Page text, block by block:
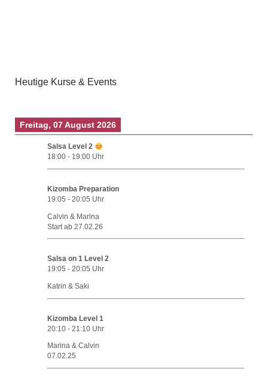
Heutige Kurse & Events
Freitag, 07 August 2026
Salsa Level 2
18:00 - 19:00 Uhr
Kizomba Preparation
19:05 - 20:05 Uhr
Calvin & Marina
Start ab 27.02.26
Salsa on 1 Level 2
19:05 - 20:05 Uhr
Katrin & Saki
Kizomba Level 1
20:10 - 21:10 Uhr
Marina & Calvin
07.02.25